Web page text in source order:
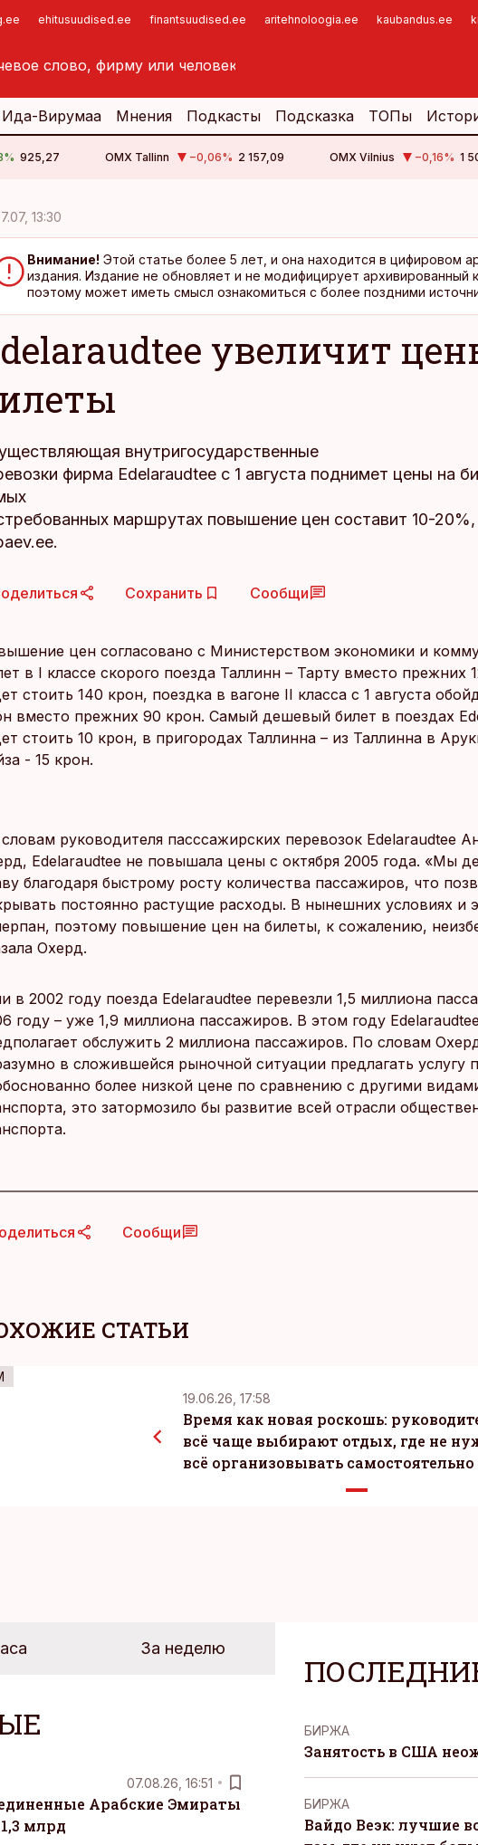
ehitusuudised.ee finantsuudised.ee aritehnoloogia.ee kaubandus.ee
Ида-Вирумаа Мнения Подкасты Подсказка ТОПы
% 925,27 OMX Tallinn −0,06% 2 157,09 OMX Vilnius −0,16% 1
13:30
Внимание! Этой статье более 5 лет, и она находится в цифировом
издания. Издание не обновляет и не модифицирует архивированный
поэтому может иметь смысл ознакомиться с более поздними
увеличит
внутригосударственные
фирма Edelaraudtee c 1 августа поднимет цены на
маршрутах повышение цен составит 10-
Сохранить Сообщи
цен согласовано с Министерством экономики и
в I классе скорого поезда Таллинн – Тарту вместо прежних
стоить 140 крон, поездка в вагоне II класса с 1 августа
вместо прежних 90 крон. Самый дешевый билет в поездах
стоить 10 крон, в пригородах Таллинна – из Таллинна в
- 15 крон.
руководителя пасссажирских перевозок Edelaraudtee
Edelaraudtee не повышала цены с октября 2005 года. «Мы
благодаря быстрому росту количества пассажиров, что
постоянно растущие расходы. В нынешних условиях и
поэтому повышение цен на билеты, к сожалению,
Охерд.
в 2002 году поезда Edelaraudtee перевезли 1,5 миллиона
году – уже 1,9 миллиона пассажиров. В этом году
обслужить 2 миллиона пассажиров. По словам
в сложившейся рыночной ситуации предлагать услугу
более низкой цене по сравнению с другими
это затормозило бы развитие всей отрасли
Сообщи
СТАТЬИ
19.06.26, 17:58
Время как новая роскошь:
всё чаще выбирают отдых, где не
всё организовывать самостоятельно
За неделю
07.08.26, 16:51
Арабские Эмираты
млрд
БИРЖА
Занятость в США
БИРЖА
Вайдо Веэк: лучшие